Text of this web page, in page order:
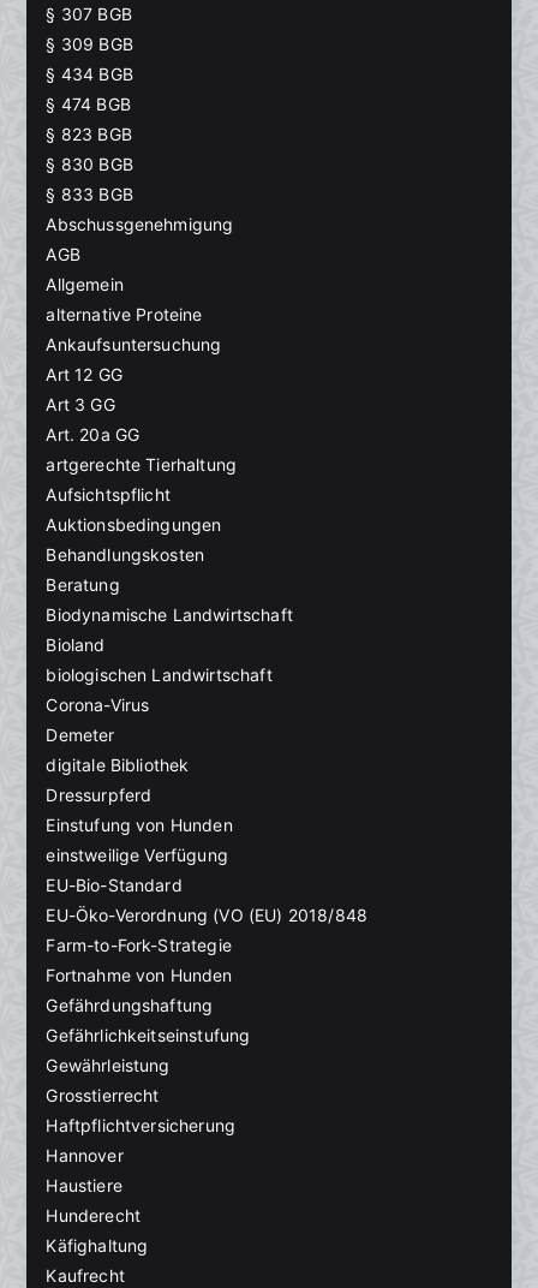
§ 307 BGB
§ 309 BGB
§ 434 BGB
§ 474 BGB
§ 823 BGB
§ 830 BGB
§ 833 BGB
Abschussgenehmigung
AGB
Allgemein
alternative Proteine
Ankaufsuntersuchung
Art 12 GG
Art 3 GG
Art. 20a GG
artgerechte Tierhaltung
Aufsichtspflicht
Auktionsbedingungen
Behandlungskosten
Beratung
Biodynamische Landwirtschaft
Bioland
biologischen Landwirtschaft
Corona-Virus
Demeter
digitale Bibliothek
Dressurpferd
Einstufung von Hunden
einstweilige Verfügung
EU-Bio-Standard
EU-Öko-Verordnung (VO (EU) 2018/848
Farm-to-Fork-Strategie
Fortnahme von Hunden
Gefährdungshaftung
Gefährlichkeitseinstufung
Gewährleistung
Grosstierrecht
Haftpflichtversicherung
Hannover
Haustiere
Hunderecht
Käfighaltung
Kaufrecht